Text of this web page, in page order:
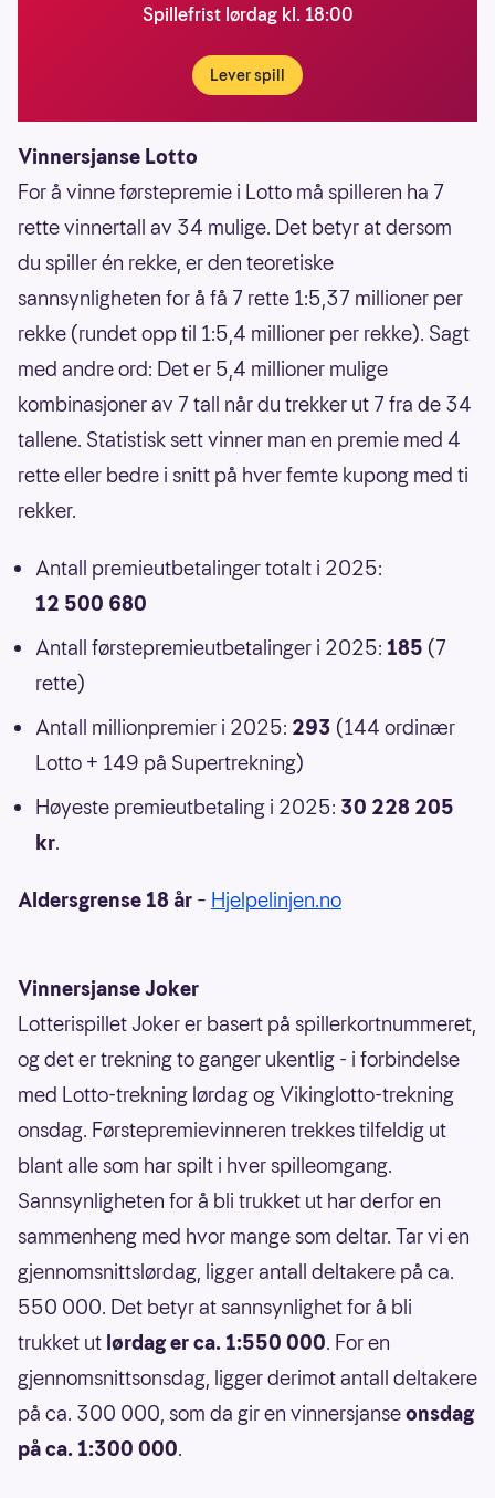
Spillefrist lørdag kl. 18:00
Lever spill
Vinnersjanse Lotto
For å vinne førstepremie i Lotto må spilleren ha 7
rette vinnertall av 34 mulige. Det betyr at dersom
du spiller én rekke, er den teoretiske
sannsynligheten for å få 7 rette 1:5,37 millioner per
rekke (rundet opp til 1:5,4 millioner per rekke). Sagt
med andre ord: Det er 5,4 millioner mulige
kombinasjoner av 7 tall når du trekker ut 7 fra de 34
tallene. Statistisk sett vinner man en premie med 4
rette eller bedre i snitt på hver femte kupong med ti
rekker.
Antall premieutbetalinger totalt i 2025:
12 500 680
Antall førstepremieutbetalinger i 2025: 185 (7
rette)
Antall millionpremier i 2025: 293 (144 ordinær
Lotto + 149 på Supertrekning)
Høyeste premieutbetaling i 2025: 30 228 205
kr.
Aldersgrense 18 år – Hjelpelinjen.no
Vinnersjanse Joker
Lotterispillet Joker er basert på spillerkortnummeret,
og det er trekning to ganger ukentlig - i forbindelse
med Lotto-trekning lørdag og Vikinglotto-trekning
onsdag. Førstepremievinneren trekkes tilfeldig ut
blant alle som har spilt i hver spilleomgang.
Sannsynligheten for å bli trukket ut har derfor en
sammenheng med hvor mange som deltar. Tar vi en
gjennomsnittslørdag, ligger antall deltakere på ca.
550 000. Det betyr at sannsynlighet for å bli
trukket ut lørdag er ca. 1:550 000. For en
gjennomsnittsonsdag, ligger derimot antall deltakere
på ca. 300 000, som da gir en vinnersjanseonsdag
på ca. 1:300 000.